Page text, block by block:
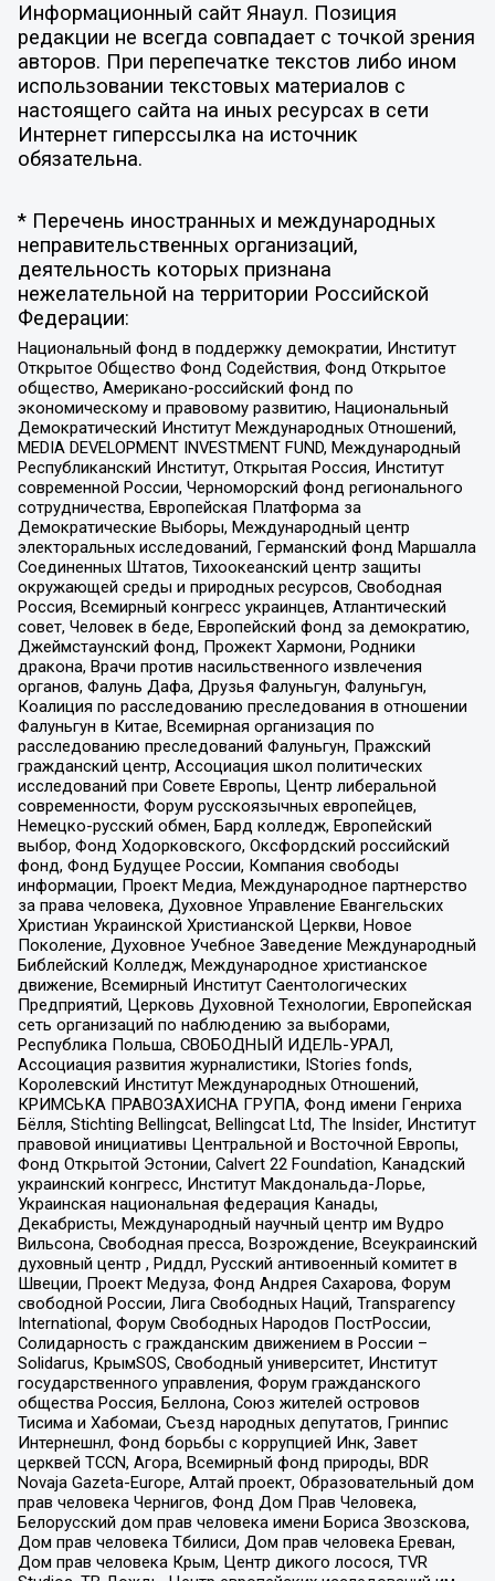
Информационный сайт Янаул. Позиция
редакции не всегда совпадает с точкой зрения
авторов. При перепечатке текстов либо ином
использовании текстовых материалов с
настоящего сайта на иных ресурсах в сети
Интернет гиперссылка на источник
обязательна.
* Перечень иностранных и международных
неправительственных организаций,
деятельность которых признана
нежелательной на территории Российской
Федерации:
Национальный фонд в поддержку демократии, Институт
Открытое Общество Фонд Содействия, Фонд Открытое
общество, Американо-российский фонд по
экономическому и правовому развитию, Национальный
Демократический Институт Международных Отношений,
MEDIA DEVELOPMENT INVESTMENT FUND, Международный
Республиканский Институт, Открытая Россия, Институт
современной России, Черноморский фонд регионального
сотрудничества, Европейская Платформа за
Демократические Выборы, Международный центр
электоральных исследований, Германский фонд Маршалла
Соединенных Штатов, Тихоокеанский центр защиты
окружающей среды и природных ресурсов, Свободная
Россия, Всемирный конгресс украинцев, Атлантический
совет, Человек в беде, Европейский фонд за демократию,
Джеймстаунский фонд, Прожект Хармони, Родники
дракона, Врачи против насильственного извлечения
органов, Фалунь Дафа, Друзья Фалуньгун, Фалуньгун,
Коалиция по расследованию преследования в отношении
Фалуньгун в Китае, Всемирная организация по
расследованию преследований Фалуньгун, Пражский
гражданский центр, Ассоциация школ политических
исследований при Совете Европы, Центр либеральной
современности, Форум русскоязычных европейцев,
Немецко-русский обмен, Бард колледж, Европейский
выбор, Фонд Ходорковского, Оксфордский российский
фонд, Фонд Будущее России, Компания свободы
информации, Проект Медиа, Международное партнерство
за права человека, Духовное Управление Евангельских
Христиан Украинской Христианской Церкви, Новое
Поколение, Духовное Учебное Заведение Международный
Библейский Колледж, Международное христианское
движение, Всемирный Институт Саентологических
Предприятий, Церковь Духовной Технологии, Европейская
сеть организаций по наблюдению за выборами,
Республика Польша, СВОБОДНЫЙ ИДЕЛЬ-УРАЛ,
Ассоциация развития журналистики, IStories fonds,
Королевский Институт Международных Отношений,
КРИМСЬКА ПРАВОЗАХИСНА ГРУПА, Фонд имени Генриха
Бёлля, Stichting Bellingcat, Bellingcat Ltd, The Insider, Институт
правовой инициативы Центральной и Восточной Европы,
Фонд Открытой Эстонии, Calvert 22 Foundation, Канадский
украинский конгресс, Институт Макдональда-Лорье,
Украинская национальная федерация Канады,
Декабристы, Международный научный центр им Вудро
Вильсона, Свободная пресса, Возрождение, Всеукраинский
духовный центр , Риддл, Русский антивоенный комитет в
Швеции, Проект Медуза, Фонд Андрея Сахарова, Форум
свободной России, Лига Свободных Наций, Transparеncy
International, Форум Свободных Народов ПостРоссии,
Солидарность с гражданским движением в России –
Solidarus, КрымSOS, Свободный университет, Институт
государственного управления, Форум гражданского
общества Россия, Беллона, Союз жителей островов
Тисима и Хабомаи, Съезд народных депутатов, Гринпис
Интернешнл, Фонд борьбы с коррупцией Инк, Завет
церквей TCCN, Агора, Всемирный фонд природы, BDR
Novaja Gazeta-Europe, Алтай проект, Образовательный дом
прав человека Чернигов, Фонд Дом Прав Человека,
Белорусский дом прав человека имени Бориса Звозскова,
Дом прав человека Тбилиси, Дом прав человека Ереван,
Дом прав человека Крым, Центр дикого лосося, TVR